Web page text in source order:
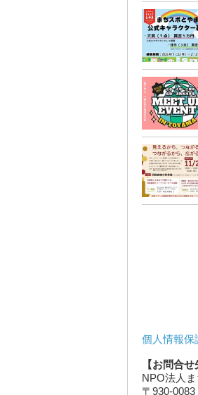
個人情報保
【お問合せ
NPO法人
〒930-